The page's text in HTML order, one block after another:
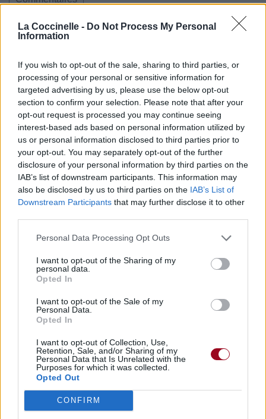
La Coccinelle - Do Not Process My Personal
Information
If you wish to opt-out of the sale, sharing to third parties, or
processing of your personal or sensitive information for
targeted advertising by us, please use the below opt-out
section to confirm your selection. Please note that after your
opt-out request is processed you may continue seeing
interest-based ads based on personal information utilized by
us or personal information disclosed to third parties prior to
your opt-out. You may separately opt-out of the further
disclosure of your personal information by third parties on the
IAB’s list of downstream participants. This information may
also be disclosed by us to third parties on the IAB’s List of
Downstream Participants that may further disclose it to other
Personal Data Processing Opt Outs
I want to opt-out of the Sharing of my
personal data.
Opted In
I want to opt-out of the Sale of my
Personal Data.
Opted In
I want to opt-out of Collection, Use,
Retention, Sale, and/or Sharing of my
Personal Data that Is Unrelated with the
Purposes for which it was collected.
Opted Out
CONFIRM
Pour prolonger le plaisir musical :
Vous aimez chanter, apprenez la guitare chez
Télécharger légalement les MP3 sur
Télécharger légalement les MP3 ou trouver le CD sur
Trouver des vinyles et des CD sur
Trouver un instrument de musique ou une partition au
meilleur prix sur
⇑
Paroles + Traduction Téléchargement
Vidéos
Commentaires
Paroles + Traduction Téléchargement
Vidéos
Commentaires
Dire «merci» pour cette traduction